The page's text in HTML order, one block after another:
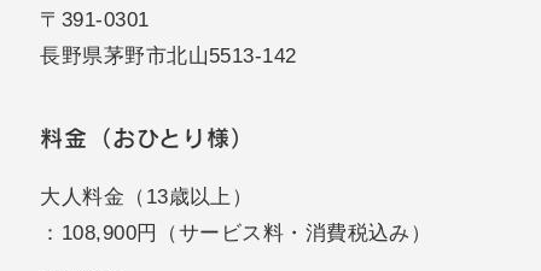
〒391-0301
長野県茅野市北山5513-142
料金（おひとり様）
大人料金（13歳以上）
：108,900円（サービス料・消費税込み）